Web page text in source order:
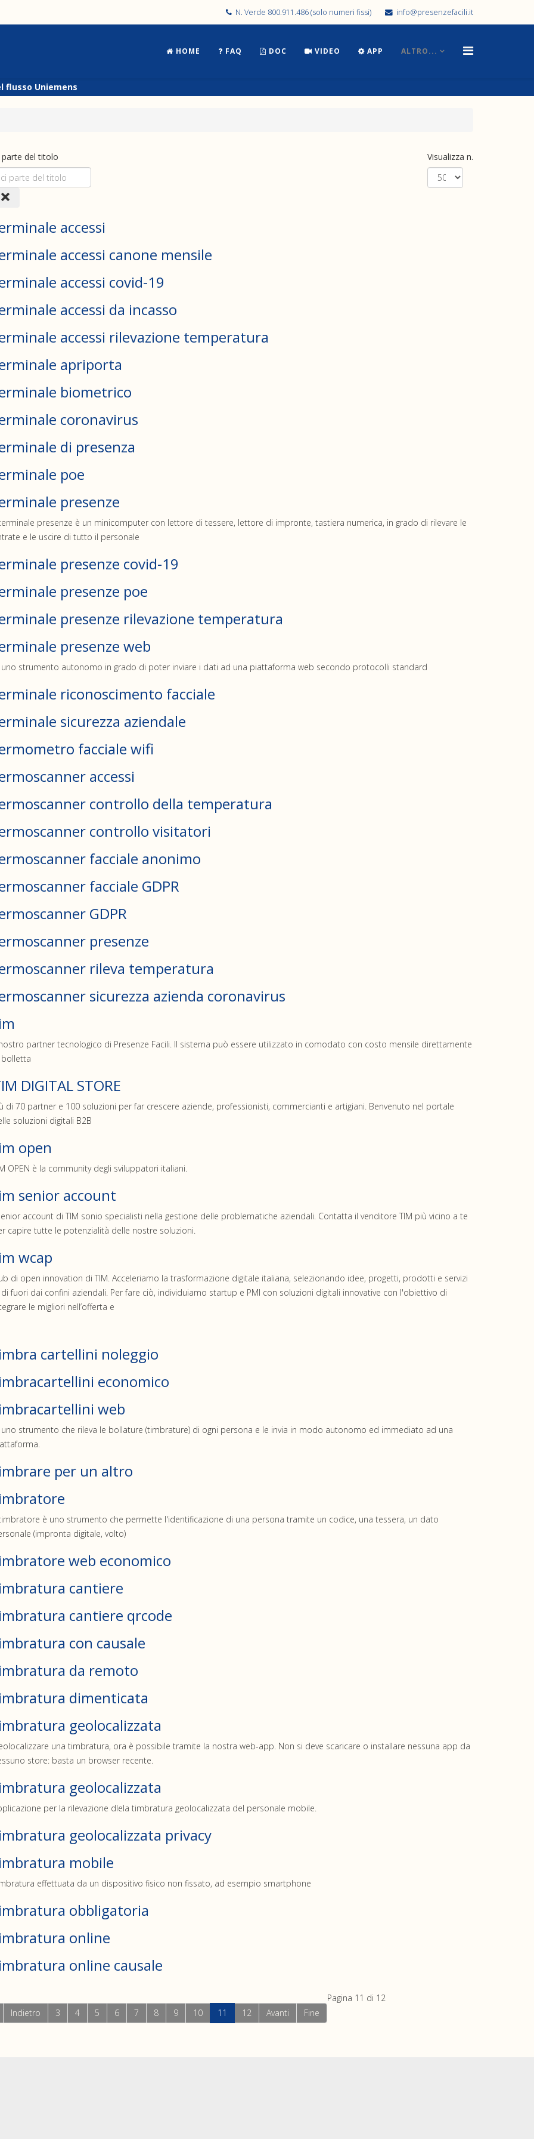
N. Verde 800.911.486 (solo numeri fissi) info@presenzefacili.it
HOME FAQ DOC VIDEO APP ALTRO...
flusso Uniemens
parte del titolo Visualizza n.
accessi
accessi canone mensile
accessi covid-19
accessi da incasso
accessi rilevazione temperatura
apriporta
biometrico
coronavirus
di presenza
poe
presenze
presenze è un minicomputer con lettore di tessere, lettore di impronte, tastiera numerica, in grado di rilevare le
e le uscire di tutto il personale
presenze covid-19
presenze poe
presenze rilevazione temperatura
presenze web
uno strumento autonomo in grado di poter inviare i dati ad una piattaforma web secondo protocolli standard
riconoscimento facciale
sicurezza aziendale
facciale wifi
accessi
controllo della temperatura
controllo visitatori
facciale anonimo
facciale GDPR
GDPR
presenze
rileva temperatura
sicurezza azienda coronavirus
partner tecnologico di Presenze Facili. Il sistema può essere utilizzato in comodato con costo mensile direttamente
bolletta
DIGITAL STORE
di 70 partner e 100 soluzioni per far crescere aziende, professionisti, commercianti e artigiani. Benvenuto nel portale
soluzioni digitali B2B
open
OPEN è la community degli sviluppatori italiani.
senior account
account di TIM sonio specialisti nella gestione delle problematiche aziendali. Contatta il venditore TIM più vicino a te
capire tutte le potenzialità delle nostre soluzioni.
wcap
di open innovation di TIM. Acceleriamo la trasformazione digitale italiana, selezionando idee, progetti, prodotti e servizi
di fuori dai confini aziendali. Per fare ciò, individuiamo startup e PMI con soluzioni digitali innovative con l'obiettivo di
le migliori nell’offerta e
cartellini noleggio
economico
web
uno strumento che rileva le bollature (timbrature) di ogni persona e le invia in modo autonomo ed immediato ad una
per un altro
è uno strumento che permette l'identificazione di una persona tramite un codice, una tessera, un dato
(impronta digitale, volto)
web economico
cantiere
cantiere qrcode
con causale
da remoto
dimenticata
geolocalizzata
una timbratura, ora è possibile tramite la nostra web-app. Non si deve scaricare o installare nessuna app da
store: basta un browser recente.
geolocalizzata
per la rilevazione dlela timbratura geolocalizzata del personale mobile.
geolocalizzata privacy
mobile
effettuata da un dispositivo fisico non fissato, ad esempio smartphone
obbligatoria
online
online causale
Pagina 11 di 12
Indietro 3 4 5 6 7 8 9 10 11 12 Avanti Fine